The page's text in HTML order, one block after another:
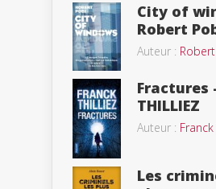
City of
Robert
Auteur :
Fractures
THILLIEZ
Auteur :
Les